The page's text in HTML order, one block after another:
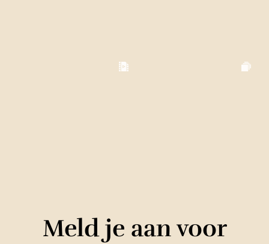
Meld je aan voor